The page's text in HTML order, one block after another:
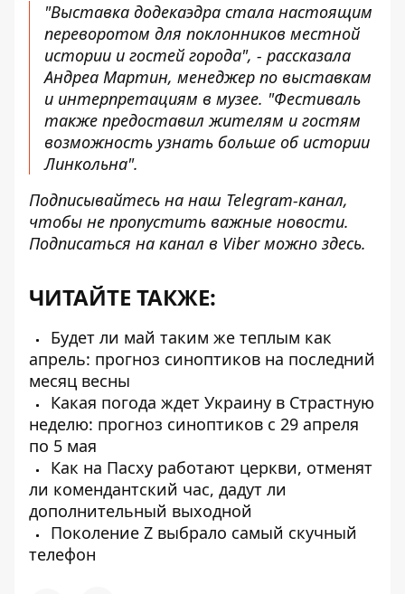
"Выставка додекаэдра стала настоящим
переворотом для поклонников местной
истории и гостей города", - рассказала
Андреа Мартин, менеджер по выставкам
и интерпретациям в музее. "Фестиваль
также предоставил жителям и гостям
возможность узнать больше об истории
Линкольна".
Подписывайтесь на наш Telegram-канал,
чтобы не пропустить важные новости.
Подписаться на канал в Viber можно здесь.
ЧИТАЙТЕ ТАКЖЕ:
Будет ли май таким же теплым как
апрель: прогноз синоптиков на последний
месяц весны
Какая погода ждет Украину в Страстную
неделю: прогноз синоптиков с 29 апреля
по 5 мая
Как на Пасху работают церкви, отменят
ли комендантский час, дадут ли
дополнительный выходной
Поколение Z выбрало самый скучный
телефон